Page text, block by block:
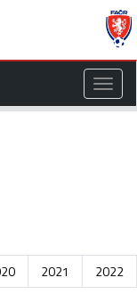
Toggle
2021
2022